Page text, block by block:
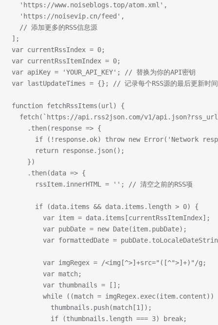
  'https://www.noiseblogs.top/atom.xml',
  'https://noisevip.cn/feed',
  // 添加更多的RSS信息源
];
var currentRssIndex = 0;
var currentRssItemIndex = 0;
var apiKey = 'YOUR_API_KEY'; // 替换为你的API密钥
var lastUpdateTimes = {}; // 记录每个RSS源的最后更新时间
function fetchRssItems(url) {
fetch(`https://api.rss2json.com/v1/
    .then(response => {
if (!response.ok) throw new Error('Network
      return response.json();
    })
    .then(data => {
      rssItem.innerHTML = ''; // 清空之前的RSS项
      if (data.items && data.items.length > 0) {
        var item = data.items[currentRssItemIndex];
        var pubDate = new Date(item.pubDate);
var formattedDate =
        var imgRegex = /<img[^>]+src="([^">]+)"/g;
        var match;
        var thumbnails = [];
while ((match = imgRegex.exec(item.content))
          thumbnails.push(match[1]);
          if (thumbnails.length === 3) break;